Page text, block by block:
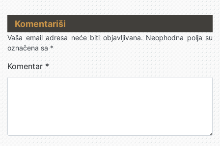
Komentariši
Vaša email adresa neće biti objavljivana. Neophodna polja su
označena sa*
Komentar *